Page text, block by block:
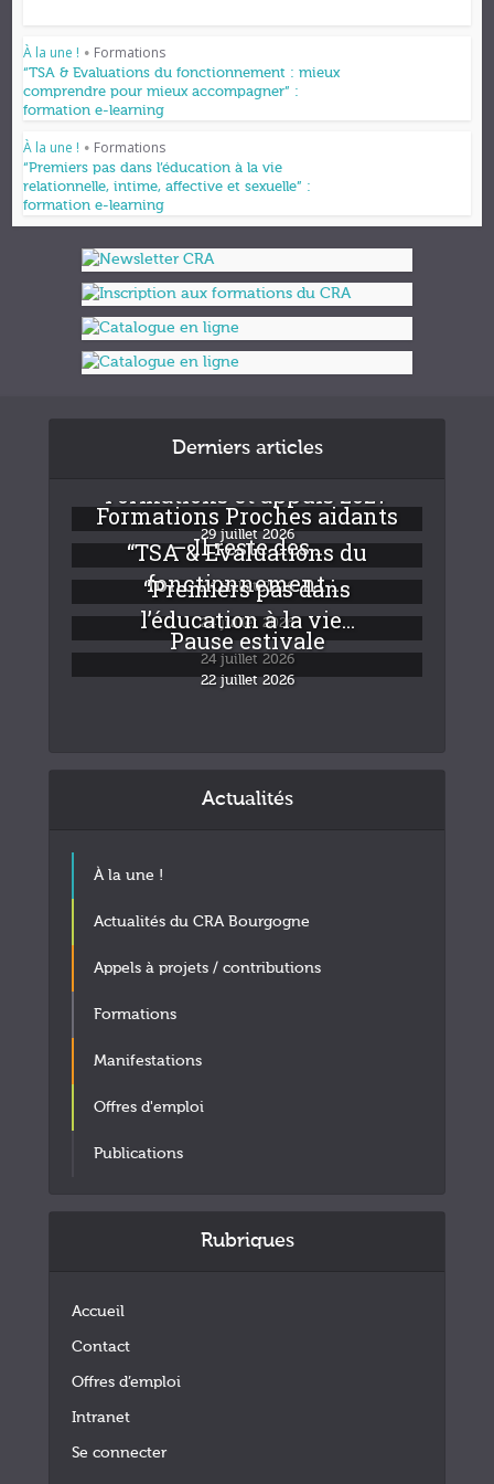
À la une ! • Formations
“TSA & Evaluations du fonctionnement : mieux
comprendre pour mieux accompagner” :
formation e-learning
À la une ! • Formations
“Premiers pas dans l’éducation à la vie
relationnelle, intime, affective et sexuelle” :
formation e-learning
Derniers articles
Formations et appuis 2027
29 juillet 2026
Formations Proches aidants
– Il reste des...
24 juillet 2026
“TSA & Evaluations du
fonctionnement :...
24 juillet 2026
“Premiers pas dans
l’éducation à la vie...
24 juillet 2026
Pause estivale
22 juillet 2026
Actualités
À la une !
Actualités du CRA Bourgogne
Appels à projets / contributions
Formations
Manifestations
Offres d'emploi
Publications
Rubriques
Accueil
Contact
Offres d’emploi
Intranet
Se connecter